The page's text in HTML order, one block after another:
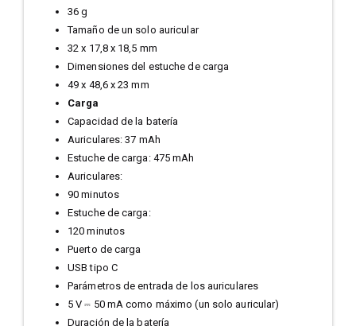
36 g
Tamaño de un solo auricular
32 x 17,8 x 18,5 mm
Dimensiones del estuche de carga
49 x 48,6 x 23 mm
Carga
Capacidad de la batería
Auriculares: 37 mAh
Estuche de carga: 475 mAh
Auriculares:
90 minutos
Estuche de carga:
120 minutos
Puerto de carga
USB tipo C
Parámetros de entrada de los auriculares
5 V ⎓ 50 mA como máximo (un solo auricular)
Duración de la batería